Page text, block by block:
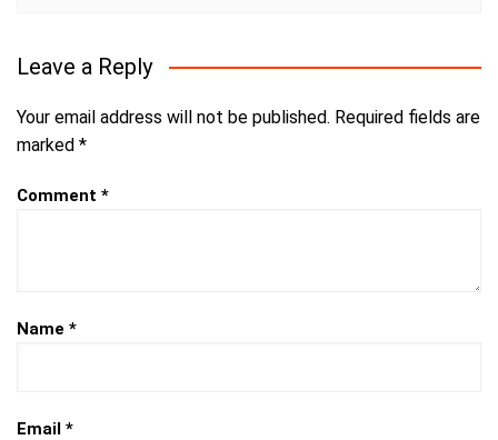
Leave a Reply
Your email address will not be published. Required fields are
marked *
Comment *
Name *
Email *